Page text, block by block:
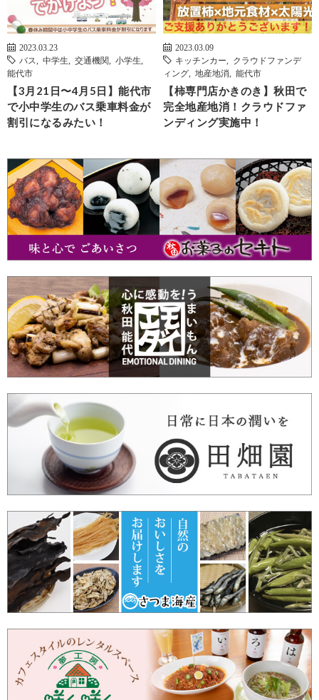
2023.03.23
バス
中学生 交通機関 小学生
能代市
【3月21日〜4月5日】能代市
で小中学生のバス乗車料金が
割引になるみたい！
2023.03.09
キッチンカー
クラウドファンデ
ィング
地産地消 能代市
【柿専門店かきのき】秋田で
完全地産地消！クラウドファ
ンディング実施中！